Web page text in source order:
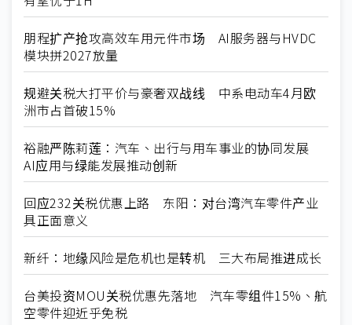
朋程扩产抢攻高效车用元件市场 AI服务器与HVDC
模块拼2027放量
规避关税大打平价与豪奢双战线 中系电动车4月欧
洲市占首破15%
裕融严陈莉莲：汽车、出行与用车事业的协同发展
AI应用与绿能发展推动创新
回应232关税优惠上路 东阳：对台湾汽车零件产业
具正面意义
新纤：地缘风险是危机也是转机 三大布局推进成长
台美投资MOU关税优惠先落地 汽车零组件15%、航
空零件迎近乎免税